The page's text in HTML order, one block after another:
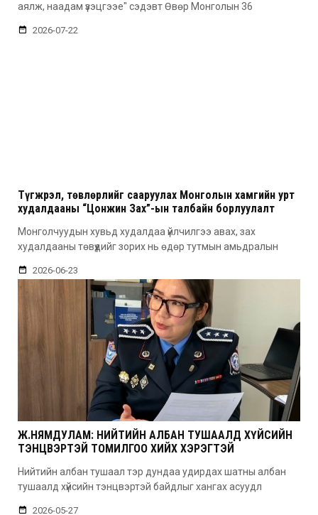
аялж, наадам үзэцгээе" сэдэвт Өвөр Монголын 36
2026-07-22
Түгжрэл, төвлөрлийг сааруулах Монголын хамгийн урт
худалдааны “Цонжин Зах”-ын талбайн борлуулалт
Монголчуудын хувьд худалдаа үйлчилгээ авах, зах
худалдааны төвүүдийг зорих нь өдөр тутмын амьдралын
2026-06-23
Ж.НЯМДУЛАМ: НИЙТИЙН АЛБАН ТУШААЛД ХҮЙСИЙН
ТЭНЦВЭРТЭЙ ТОМИЛГОО ХИЙХ ХЭРЭГТЭЙ
Нийтийн албан тушаал тэр дундаа удирдах шатны албан
тушаалд хүйсийн тэнцвэртэй байдлыг хангах асуудл
2026-05-27